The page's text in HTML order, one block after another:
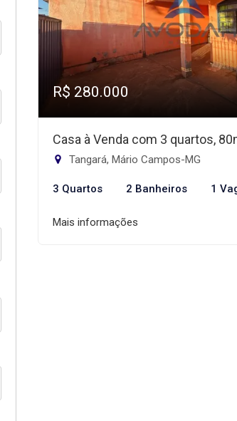
R$ 280.000
Casa à Venda com 3 quartos,
Tangará, Mário Campos-MG
3 Quartos 2 Banheiros 1
Mais informações